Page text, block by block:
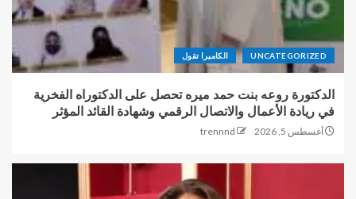
UNCATEGORIZED الكاميرا تقول
الدكتورة روعه بنت حمد ميره تحصل على الدكتوراه الفخرية
في ريادة الأعمال والاتصال الرقمي وشهادة القائد المؤثر
أغسطس 5, 2026 trennnd